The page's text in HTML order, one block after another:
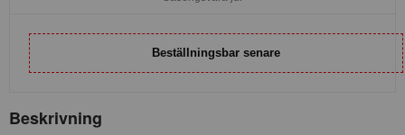
Beställningsbar senare
Beskrivning